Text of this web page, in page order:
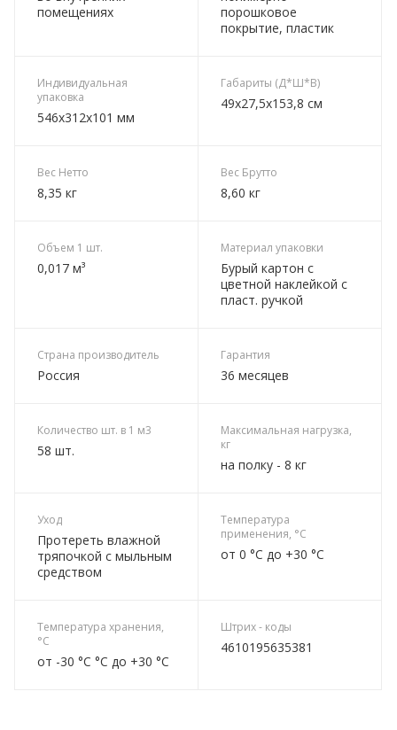
помещениях
порошковое
покрытие, пластик
Индивидуальная
упаковка
546х312х101 мм
Габариты (Д*Ш*В)
49х27,5х153,8 см
Вес Нетто
8,35 кг
Вес Брутто
8,60 кг
Объем 1 шт.
0,017 м³
Материал упаковки
Бурый картон с
цветной наклейкой с
пласт. ручкой
Страна производитель
Россия
Гарантия
36 месяцев
Количество шт. в 1 м3
58 шт.
Максимальная нагрузка,
кг
на полку - 8 кг
Уход
Протереть влажной
тряпочкой с мыльным
средством
Температура
применения, °C
от 0 °C до +30 °C
Температура хранения,
°C
от -30 °C °C до +30 °C
Штрих - коды
4610195635381